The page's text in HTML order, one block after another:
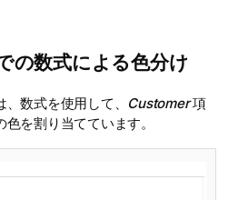
の数式による色分け
数式を使用して、 Customer項
を割り当てています。